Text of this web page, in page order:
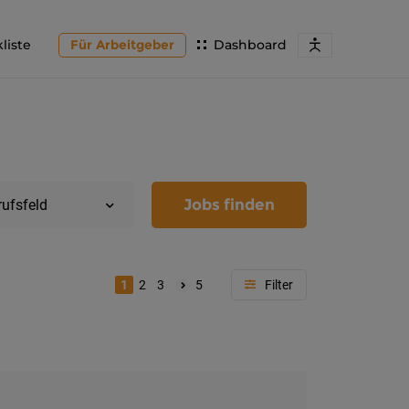
Dashboard
Für Arbeitgeber
Jobs finden
1 2 3 5